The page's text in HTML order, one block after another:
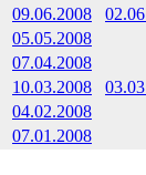
09.06.2008
05.05.2008
07.04.2008
10.03.2008
04.02.2008
07.01.2008